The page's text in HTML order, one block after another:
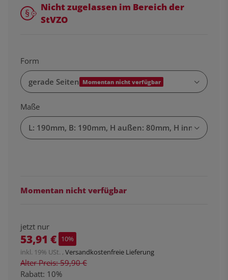
Nicht zugelassen im Bereich der
StVZO
Form
gerade Seiten Momentan nicht verfügbar
Maße
L: 190mm, B: 190mm, H außen: 80mm, H innen:
Momentan nicht verfügbar
jetzt nur
53,91 € 10%
inkl. 19% USt. , Versandkostenfreie Lieferung
Alter Preis: 59,90 €
Rabatt: 10%